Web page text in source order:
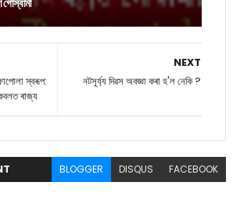
NEXT
নটসূৰ্য্য দিৱস অবজ্ঞা কৰা হ'ল নেকি ?
স্বৰূপ:
ৰাজ্য
BLOGGER DISQUS FACEBOOK